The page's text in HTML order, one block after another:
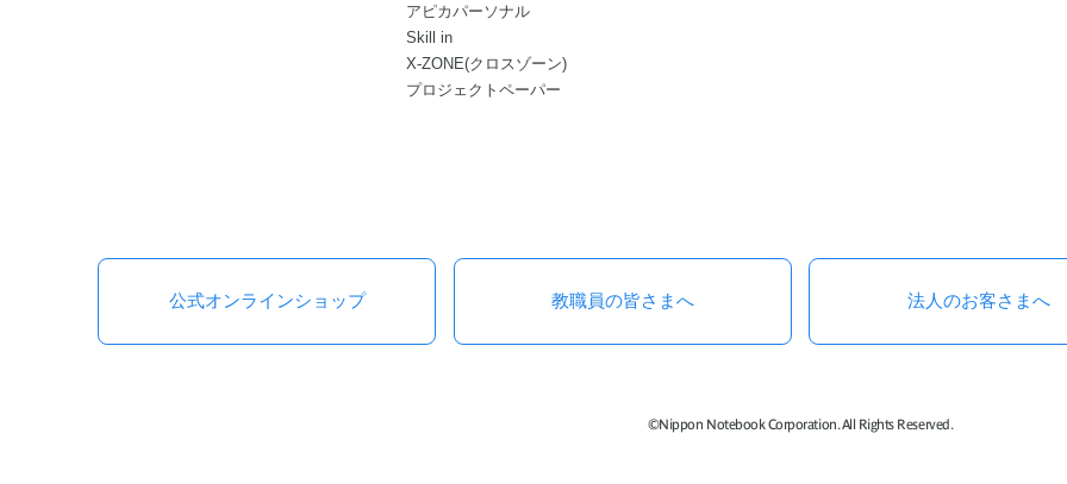
アピカパーソナル
Skill in
X-ZONE(クロスゾーン)
プロジェクトペーパー
公式オンラインショップ 教職員の皆さまへ 法人のお客さまへ
©Nippon Notebook Corporation. All Rights Reserved.